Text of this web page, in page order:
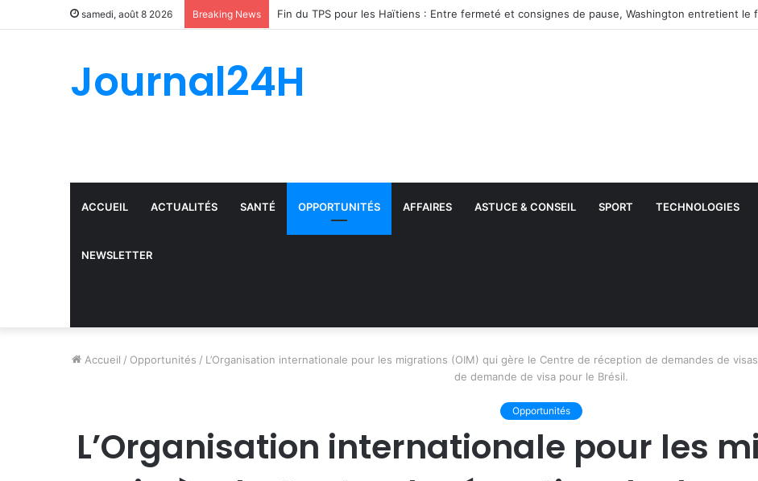
samedi, août 8 2026 Breaking News
Journal24H
ACCUEIL ACTUALITÉS SANTÉ OPPORTUNITÉS AFFAIRES ASTUCE & CONSEIL SPORT TECHNOLOGIES
NEWSLETTER
Accueil / Opportunités / L’Organisation internationale pour les migrations (OIM) qui gère le Centre de réception de demandes de
de demande de visa pour le Brésil.
Opportunités
L’Organisation internationale pour les